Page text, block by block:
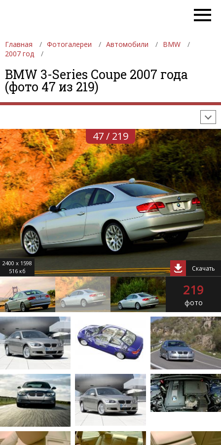
Главная Фотогалереи Автомобили
BMW
2007 год
BMW 3-Series Coupe 2007 года
(фото 47 из 219)
ФОТОГАЛЕРЕИ АВТОМОБИЛИ
ДЕВУШКИ
АВТОСАЛОНЫ
ФОРМУЛА-1
47 / 219
2400 x 1598
516 кб
Скачать
219
фото